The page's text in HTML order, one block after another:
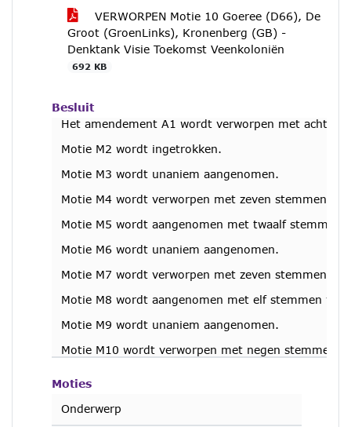
VERWORPEN Motie 10 Goeree (D66), De
Groot (GroenLinks), Kronenberg (GB) -
Denktank Visie Toekomst Veenkoloniën
692 KB
Besluit
Het amendement A1 wordt verworpen met acht
Motie M2 wordt ingetrokken.
Motie M3 wordt unaniem aangenomen.
Motie M4 wordt verworpen met zeven stemmen
Motie M5 wordt aangenomen met twaalf stemmen
Motie M6 wordt unaniem aangenomen.
Motie M7 wordt verworpen met zeven stemmen
Motie M8 wordt aangenomen met elf stemmen
Motie M9 wordt unaniem aangenomen.
Motie M10 wordt verworpen met negen stemmen
Moties
Onderwerp